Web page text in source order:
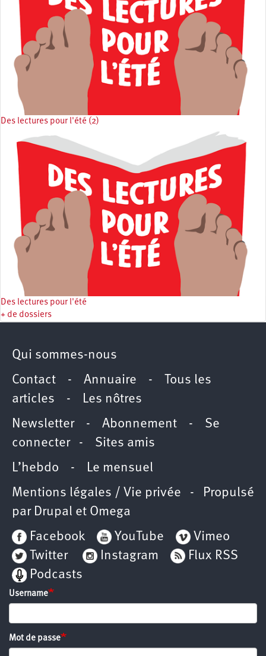
Des lectures pour l'été (2)
Des lectures pour l'été
+ de dossiers
Qui sommes-nous
Contact - Annuaire -
Tous les
articles - Les nôtres
Newsletter- Abonnement - Se
connecter- Sites amis
L’hebdo - Le mensuel
Mentions légales / Vie privée - Propulsé
par Drupal et Omega
Facebook
YouTube
Vimeo
Twitter
Instagram
Flux RSS
Podcasts
Username
Mot de passe